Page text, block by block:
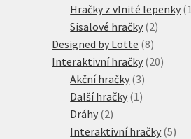
produkty
Hračky z vlnité lepenky 1
Sisalové hračky 22
Designed by Lotte 88
produktů
Interaktivní hračky 2020
Akční hračky 33
produkty
Další hračky 1 1
Dráhy 22
produkty
Interaktivní hračky 55